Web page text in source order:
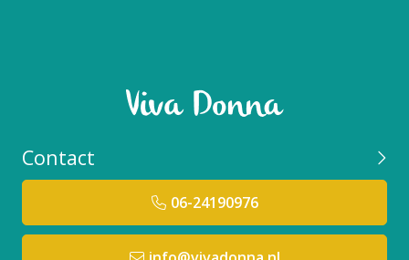
Contact
06-24190976